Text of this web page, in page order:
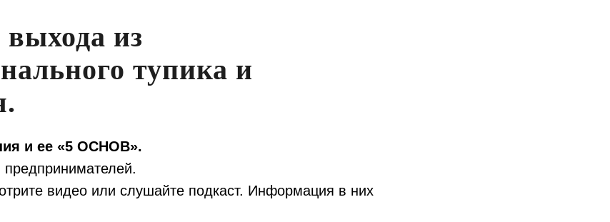
из
тупика и
и ее «5 ОСНОВ».
видео или слушайте подкаст. Информация в них